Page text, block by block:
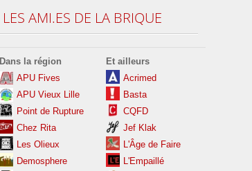
LES AMI.ES DE LA BRIQUE
Dans la région
APU Fives
APU Vieux Lille
Point de Rupture
Chez Rita
Les Olieux
Demosphere
Et ailleurs
Acrimed
Basta
CQFD
Jef Klak
L'Âge de Faire
L'Empaillé